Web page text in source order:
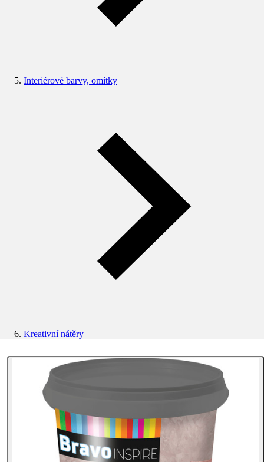
Interiérové barvy, omítky
Kreativní nátěry